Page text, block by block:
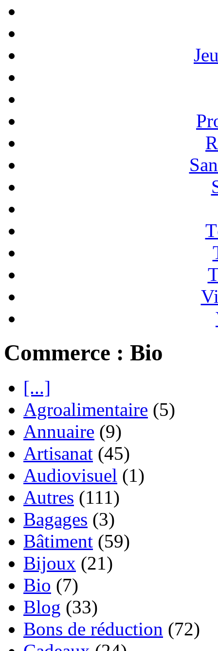
Commerce : Bio
[...]
Agroalimentaire (5)
Annuaire (9)
Artisanat (45)
Audiovisuel (1)
Autres (111)
Bagages (3)
Bâtiment (59)
Bijoux (21)
Bio (7)
Blog (33)
Bons de réduction (72)